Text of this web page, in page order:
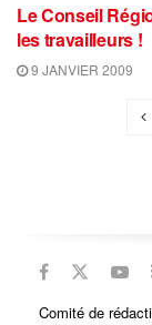
Le Conseil
les travailleurs !
9 JANVIER 2009
Comité de